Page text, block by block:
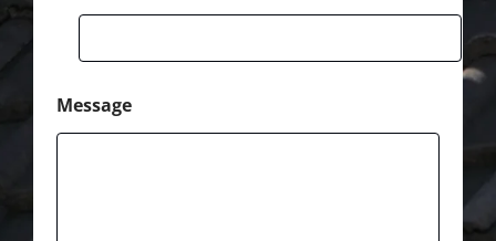
Message